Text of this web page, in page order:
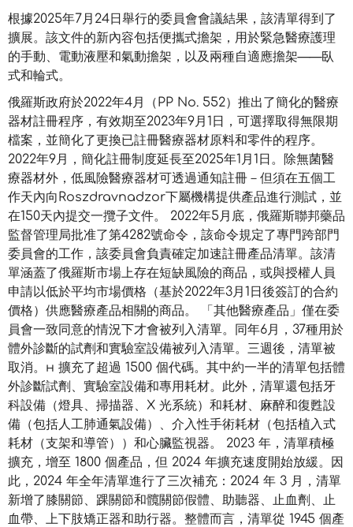
根據2025年7月24日舉行的委員會會議結果，該清單得到了
擴展。該文件的新內容包括便攜式擔架，用於緊急醫療護理
的手動、電動液壓和氣動擔架，以及兩種自適應擔架——臥
式和輪式。
俄羅斯政府於2022年4月（PP No. 552）推出了簡化的醫療
器材註冊程序，有效期至2023年9月1日，可選擇取得無限期
檔案，並簡化了更換已註冊醫療器材原料和零件的程序。
2022年9月，簡化註冊制度延長至2025年1月1日。除無菌醫
療器材外，低風險醫療器材可透過通知註冊－但須在五個工
作天內向Roszdravnadzor下屬機構提供產品進行測試，並
在150天內提交一攬子文件。 2022年5月底，俄羅斯聯邦藥品
監督管理局批准了第4282號命令，該命令規定了專門跨部門
委員會的工作，該委員會負責確定加速註冊產品清單。該清
單涵蓋了俄羅斯市場上存在短缺風險的商品，或與授權人員
申請以低於平均市場價格（基於2022年3月1日後簽訂的合約
價格）供應醫療產品相關的商品。 「其他醫療產品」僅在委
員會一致同意的情況下才會被列入清單。同年6月，37種用於
體外診斷的試劑和實驗室設備被列入清單。三週後，清單被
取消。н 擴充了超過 1500 個代碼。其中約一半的清單包括體
外診斷試劑、實驗室設備和專用耗材。此外，清單還包括牙
科設備（燈具、掃描器、X 光系統）和耗材、麻醉和復甦設
備（包括人工肺通氣設備）、介入性手術耗材（包括植入式
耗材（支架和導管））和心臟監視器。 2023 年，清單積極
擴充，增至 1800 個產品，但 2024 年擴充速度開始放緩。因
此，2024 年全年清單進行了三次補充：2024 年 3 月，清單
新增了膝關節、踝關節和髖關節假體、助聽器、止血劑、止
血帶、上下肢矯正器和助行器。整體而言，清單從 1945 個產